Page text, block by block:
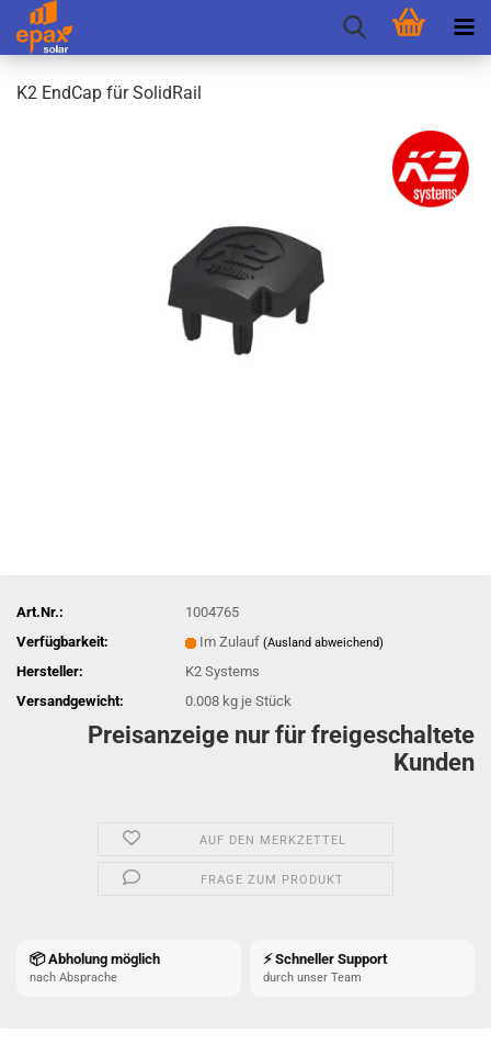
K2 End­Cap für So­lidRail
Art.Nr.:
1004765
Verfügbarkeit:
Im Zulauf (Ausland abweichend)
Hersteller:
K2 Systems
Versandgewicht:
0.008 kg je Stück
Preisanzeige nur für freigeschaltete
Kunden
AUF DEN MERKZETTEL
FRAGE ZUM PRODUKT
📦 Abholung möglich
nach Absprache
⚡ Schneller Support
durch unser Team